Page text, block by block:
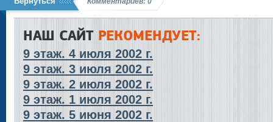
НАШ САЙТРЕКОМЕНДУЕТ:
9 этаж. 4 июля 2002 г.
9 этаж. 3 июля 2002 г.
9 этаж. 2 июля 2002 г.
9 этаж. 1 июля 2002 г.
9 этаж. 5 июня 2002 г.